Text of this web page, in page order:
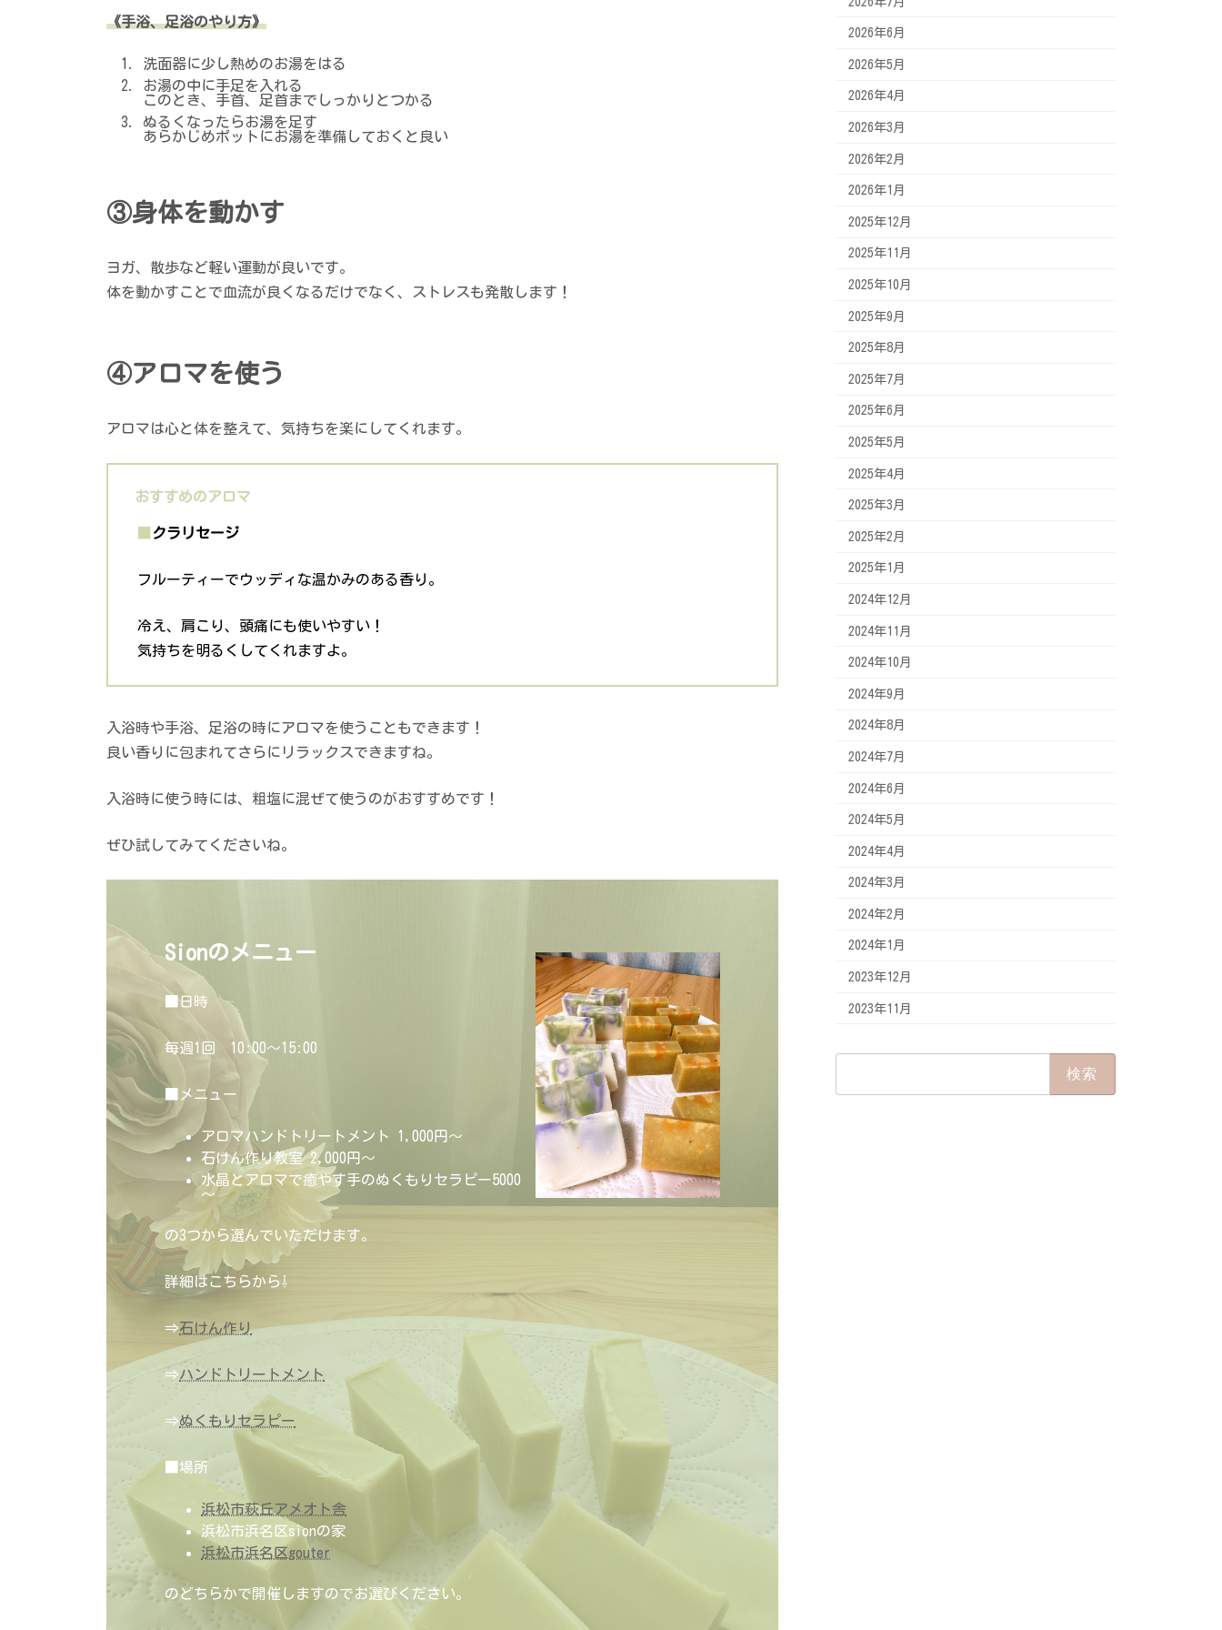
《手浴、足浴のやり方》
洗面器に少し熱めのお湯をはる
お湯の中に手足を入れる
このとき、手首、足首までしっかりとつかる
ぬるくなったらお湯を足す
あらかじめポットにお湯を準備しておくと良い
③身体を動かす
ヨガ、散歩など軽い運動が良いです。
体を動かすことで血流が良くなるだけでなく、ストレスも発散します！
④アロマを使う
アロマは心と体を整えて、気持ちを楽にしてくれます。
おすすめのアロマ
クラリセージ
フルーティーでウッディな温かみのある香り。
冷え、肩こり、頭痛にも使いやすい！
気持ちを明るくしてくれますよ。
入浴時や手浴、足浴の時にアロマを使うこともできます！
良い香りに包まれてさらにリラックスできますね。
入浴時に使う時には、粗塩に混ぜて使うのがおすすめです！
ぜひ試してみてくださいね。
Sionのメニュー
■日時
毎週1回 10:00〜15:00
■メニュー
アロマハンドトリートメント 1,000円～
石けん作り教室 2,000円～
水晶とアロマで癒やす手のぬくもりセラピー5000
～
の3つから選んでいただけます。
詳細はこちらから⇩
⇒石けん作り
⇒ハンドトリートメント
⇒ぬくもりセラピー
■場所
浜松市萩丘アメオト舎
浜松市浜名区sionの家
浜松市浜名区gouter
のどちらかで開催しますのでお選びください。
2026年6月
2026年5月
2026年4月
2026年3月
2026年2月
2026年1月
2025年12月
2025年11月
2025年10月
2025年9月
2025年8月
2025年7月
2025年6月
2025年5月
2025年4月
2025年3月
2025年2月
2025年1月
2024年12月
2024年11月
2024年10月
2024年9月
2024年8月
2024年7月
2024年6月
2024年5月
2024年4月
2024年3月
2024年2月
2024年1月
2023年12月
2023年11月
検